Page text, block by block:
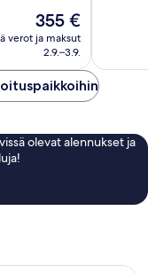
Hinta
on
355 €
355 €
verot ja maksut
2.9.–3.9.
olevat alennukset ja